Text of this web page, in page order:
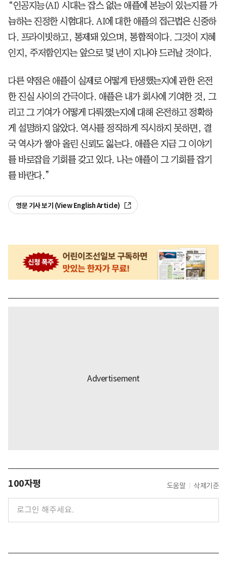
“인공지능(AI) 시대는 잡스 없는 애플에 본능이 있는지를 가
늠하는 진정한 시험대다. AI에 대한 애플의 접근법은 신중하
다. 프라이빗하고, 통제돼 있으며, 통합적이다. 그것이 지혜
인지, 주저함인지는 앞으로 몇 년이 지나야 드러날 것이다.
다른 약점은 애플이 실제로 어떻게 탄생했는지에 관한 온전
한 진실 사이의 간극이다. 애플은 내가 회사에 기여한 것, 그
리고 그 기여가 어떻게 다뤄졌는지에 대해 온전하고 정확하
게 설명하지 않았다. 역사를 정직하게 직시하지 못하면, 결
국 역사가 쌓아 올린 신뢰도 잃는다. 애플은 지금 그 이야기
를 바로잡을 기회를 갖고 있다. 나는 애플이 그 기회를 잡기
를 바란다.”
영문 기사 보기 (View English Article)
100자평 도움말 삭제기준